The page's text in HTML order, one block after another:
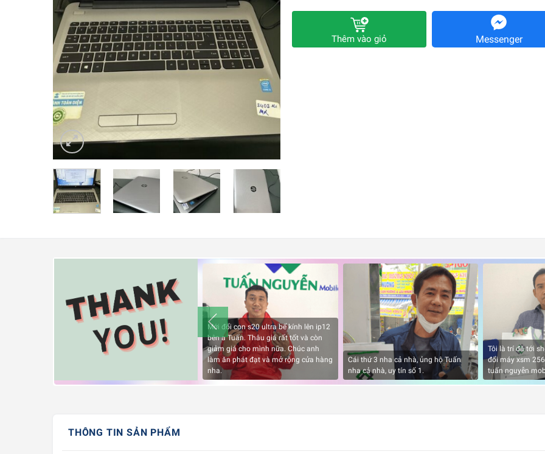
Check Bảo Hành
Liên hệ
Thêm vào giỏ Messenger
Mới đổi con s20 ultra bể kính lên ip12
bên a Tuấn. Thâu giá rất tốt và còn
giảm giá cho mình nữa. Chúc anh
làm ăn phát đạt và mở rộng cửa hàng
nha.
Cái thứ 3 nha cả nhà, ủng hộ Tuấn
nha cả nhà, uy tín số 1.
Tôi là trí đã tới
đổi máy xsm
tuấn nguyễn
THÔNG TIN SẢN PHẨM